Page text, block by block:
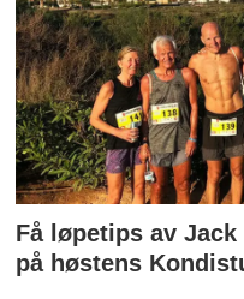
Få løpetips av
på høstens